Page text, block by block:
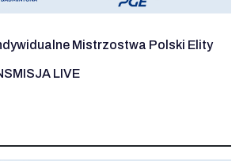
Mistrzostwa Polski Elity
LIVE